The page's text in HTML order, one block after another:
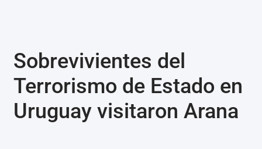
alSobrevivientes del
Terrorismo de Estado en
Uruguay visitaron Arana